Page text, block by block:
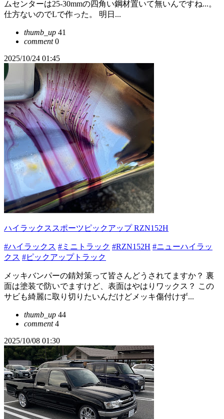
ムセンターは25-30mmの四角い鋼材置いて無いんですね...。
仕方ないのでLで作った。 明日...
thumb_up 41
comment0
2025/10/24 01:45
ハイラックススポーツピックアップ RZN152H
#ハイラックス #ミニトラック #RZN152H #ニューハイラッ
クス #ピックアップトラック
メッキバンパーの錆対策って皆さんどうされてますか？ 裏
面は塗装で防いでますけど、表面はやはりワックス？ この
サビも綺麗に取り切りたいんだけどメッキ傷付けず...
thumb_up 44
comment4
2025/10/08 01:30